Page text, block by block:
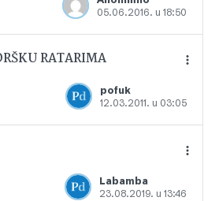
05.06.2016. u 18:50
Dodajte u favorite
RATARIMA
pofuk
12.03.2011. u 03:05
Dodajte u favorite
Labamba
23.08.2019. u 13:46
Dodajte u favorite